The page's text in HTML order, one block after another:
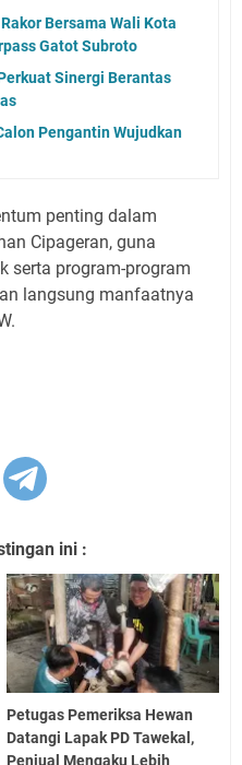
Bersama Wali Kota
Gatot Subroto
Sinergi Berantas
Pengantin Wujudkan
penting dalam
Cipageran, guna
serta program-program
langsung manfaatnya
ini :
Petugas Pemeriksa Hewan
Datangi Lapak PD Tawekal,
Penjual Mengaku Lebih